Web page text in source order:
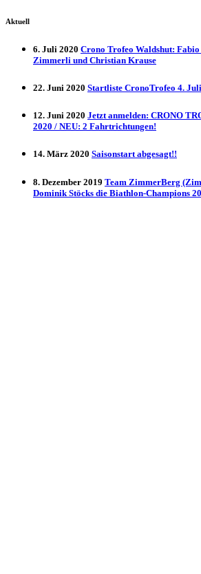
Aktuell
6. Juli 2020 Crono Trofeo Waldshut:
Zimmerli und Christian Krause
22. Juni 2020 Startliste CronoTrofeo 4.
12. Juni 2020 Jetzt anmelden: CRONO
2020 / NEU: 2 Fahrtrichtungen!
14. März 2020 Saisonstart abgesagt!!
8. Dezember 2019 Team ZimmerBerg
Dominik Stöcks die Biathlon-Champions